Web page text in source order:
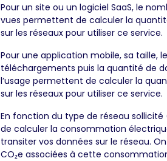
Pour un site ou un logiciel SaaS, le
vues permettent de calculer la
sur les réseaux pour utiliser ce service.
Pour une application mobile, sa taille,
téléchargements puis la quantité de
l’usage permettent de calculer la
sur les réseaux pour utiliser ce service.
En fonction du type de réseau sollicité
de calculer la consommation
transiter vos données sur le réseau.
CO₂e associées à cette